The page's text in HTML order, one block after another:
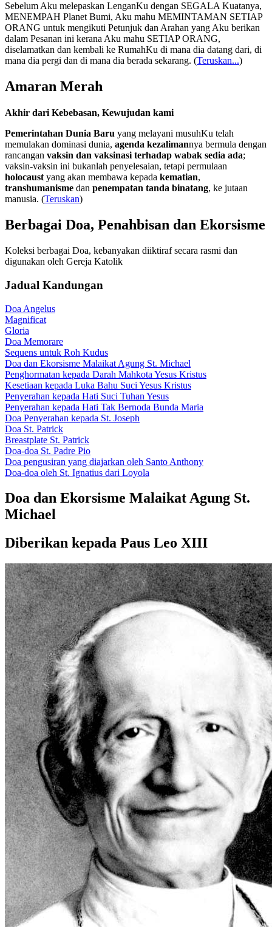
Sebelum Aku melepaskan LenganKu dengan SEGALA Kuatanya,
MENEMPAH Planet Bumi, Aku mahu MEMINTAMAN SETIAP
ORANG untuk mengikuti Petunjuk dan Arahan yang Aku berikan
dalam Pesanan ini kerana Aku mahu SETIAP ORANG,
diselamatkan dan kembali ke RumahKu di mana dia datang dari, di
mana dia pergi dan di mana dia berada sekarang. (Teruskan...)
Amaran Merah
Akhir dari Kebebasan, Kewujudan kami
Pemerintahan Dunia Baru yang melayani musuhKu telah
memulakan dominasi dunia, agenda kezalimannya bermula dengan
rancangan vaksin dan vaksinasi terhadap wabak sedia ada;
vaksin-vaksin ini bukanlah penyelesaian, tetapi permulaan
holocaust yang akan membawa kepada kematian,
transhumanisme dan penempatan tanda binatang, ke jutaan
manusia. (Teruskan)
Berbagai Doa, Penahbisan dan Ekorsisme
Koleksi berbagai Doa, kebanyakan diiktiraf secara rasmi dan
digunakan oleh Gereja Katolik
Jadual Kandungan
Doa Angelus
Magnificat
Gloria
Doa Memorare
Sequens untuk Roh Kudus
Doa dan Ekorsisme Malaikat Agung St. Michael
Penghormatan kepada Darah Mahkota Yesus Kristus
Kesetiaan kepada Luka Bahu Suci Yesus Kristus
Penyerahan kepada Hati Suci Tuhan Yesus
Penyerahan kepada Hati Tak Bernoda Bunda Maria
Doa Penyerahan kepada St. Joseph
Doa St. Patrick
Breastplate St. Patrick
Doa-doa St. Padre Pio
Doa pengusiran yang diajarkan oleh Santo Anthony
Doa-doa oleh St. Ignatius dari Loyola
Doa dan Ekorsisme Malaikat Agung St.
Michael
Diberikan kepada Paus Leo XIII